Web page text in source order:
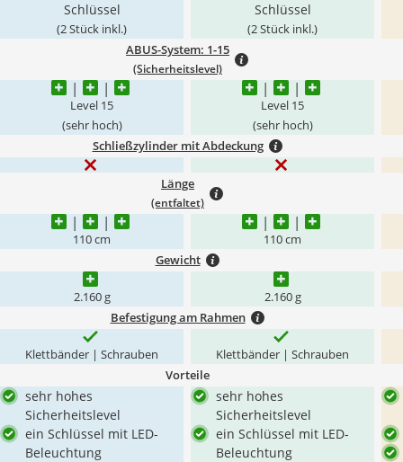
Schlüssel
(2 Stück inkl.)
Schlüssel
(2 Stück inkl.)
ABUS-System: 1-15
(Sicherheitslevel)
Level 15
(sehr hoch)
Level 15
(sehr hoch)
Schließzylinder mit Abdeckung
Länge
(entfaltet)
110 cm 110 cm
Gewicht
2.160 g 2.160 g
Befestigung am Rahmen
Klettbänder | Schrauben Klettbänder | Schrauben
Vorteile
sehr hohes
Sicherheitslevel
ein Schlüssel mit LED-
Beleuchtung
sehr hohes
Sicherheitslevel
ein Schlüssel mit LED-
Beleuchtung